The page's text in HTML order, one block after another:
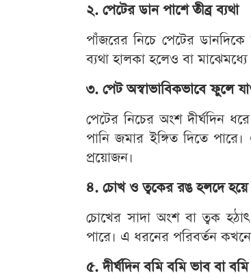
২. পেটের ডান পাশে তীব্র ব্যথা
পাঁজরের নিচে পেটের
ব্যথা হালকা হলেও বা
৩. পেট অস্বাভাবিকভাবে ফুলে
পেটের নিচের অংশ দীর্ঘদিন
পানি জমার ইঙ্গিত দিতে
প্রয়োজন।
৪. চোখ ও ত্বকের রঙ হলদে হয়ে
চোখের সাদা অংশ বা ত্বক
পারে। এ ধরনের পরিবর্তন
৫. দীর্ঘদিন বমি বমি ভাব বা